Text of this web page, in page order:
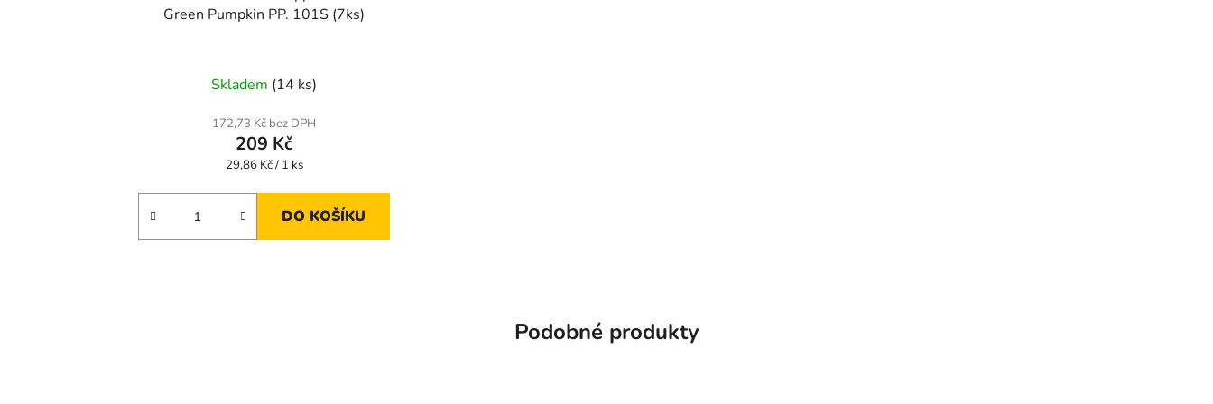
Green Pumpkin PP. 101S (7ks)
Skladem (14 ks)
172,73 Kč bez DPH
209 Kč
Měrná
29,86 Kč / 1 ks
DO KOŠÍKU
Podobné produkty